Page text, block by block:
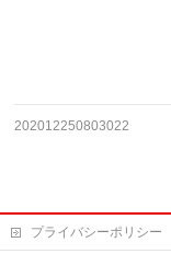
202012250803022
プライバシーポリシー